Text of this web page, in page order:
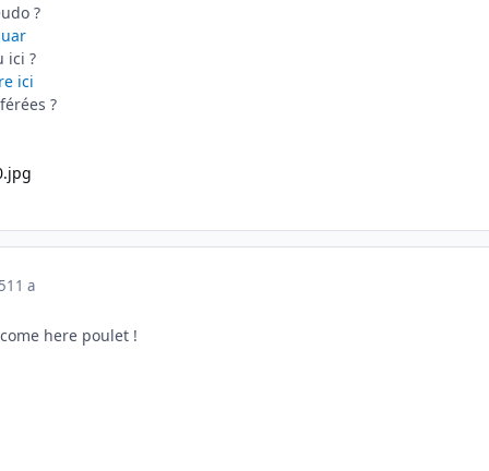
?
ici ?
ici
?
11 a
here poulet !